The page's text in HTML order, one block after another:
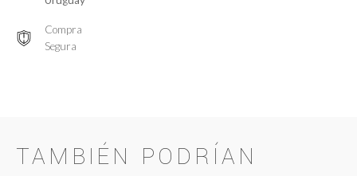
Compra
Segura
TAMBIÉN PODRÍAN